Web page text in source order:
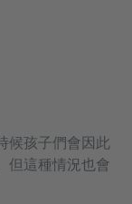
候孩子們會因此
但這種情況也會